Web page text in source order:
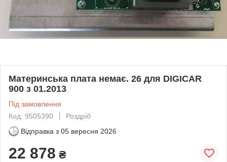
Материнська плата немає. 26 для DIGICAR
900 з 01.2013
Під замовлення
Код: 9505390
Роздріб
Відправка з 05 вересня 2026
22 878 ₴